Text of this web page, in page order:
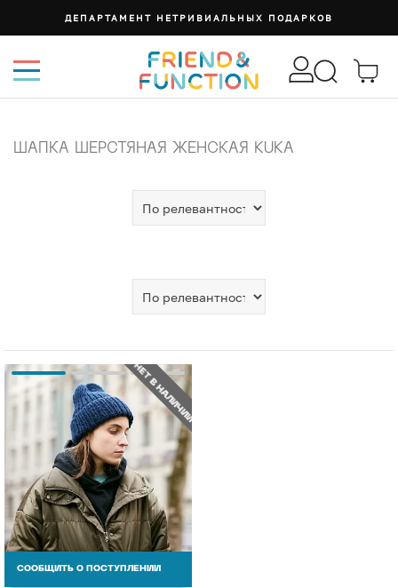
ДЕПАРТАМЕНТ НЕТРИВИАЛЬНЫХ ПОДАРКОВ
ШАПКА ШЕРСТЯНАЯ ЖЕНСКАЯ KUKA
НЕТ В НАЛИЧИИ
СООБЩИТЬ О ПОСТУПЛЕНИИ